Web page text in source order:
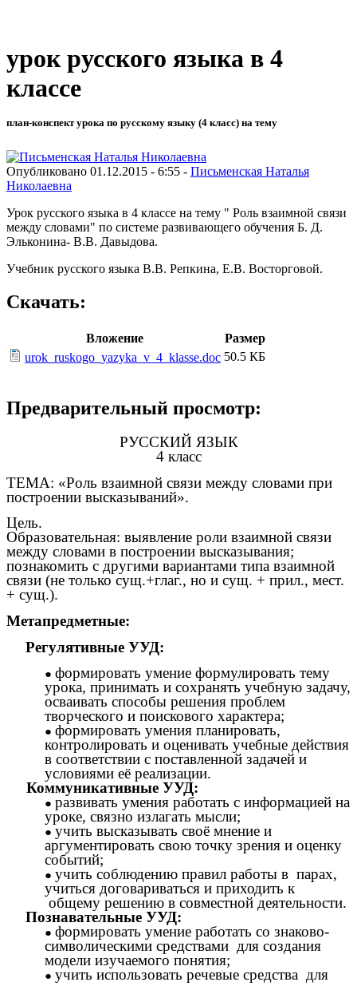
урок русского языка в 4
классе
план-конспект урока по русскому языку (4 класс) на тему
Опубликовано 01.12.2015 - 6:55 - Письменская Наталья
Николаевна
Урок русского языка в 4 классе на тему " Роль взаимной связи
между словами" по системе развивающего обучения Б. Д.
Эльконина- В.В. Давыдова.
Учебник русского языка В.В. Репкина, Е.В. Восторговой.
Скачать:
Вложение
Размер
urok_ruskogo_yazyka_v_4_klasse.doc 50.5 КБ
Предварительный просмотр:
РУССКИЙ ЯЗЫК
4 класс
ТЕМА: «Роль взаимной связи между словами при
построении высказываний».
Цель.
Образовательная: выявление роли взаимной связи
между словами в построении высказывания;
познакомить с другими вариантами типа взаимной
связи (не только сущ.+глаг., но и сущ. + прил., мест.
+ сущ.).
Метапредметные:
Регулятивные УУД:
формировать умение формулировать тему
урока, принимать и сохранять учебную задачу,
осваивать способы решения проблем
творческого и поискового характера;
формировать умения планировать,
контролировать и оценивать учебные действия
в соответствии с поставленной задачей и
условиями её реализации.
Коммуникативные УУД:
развивать умения работать с информацией на
уроке, связно излагать мысли;
учить высказывать своё мнение и
аргументировать свою точку зрения и оценку
событий;
учить соблюдению правил работы в парах,
учиться договариваться и приходить к
общему решению в совместной деятельности.
Познавательные УУД:
формировать умение работать со знаково-
символическими средствами для создания
модели изучаемого понятия;
учить использовать речевые средства для